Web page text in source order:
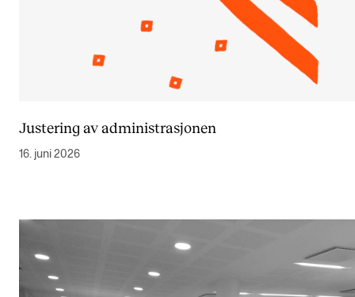
Justering av administrasjonen
16. juni 2026